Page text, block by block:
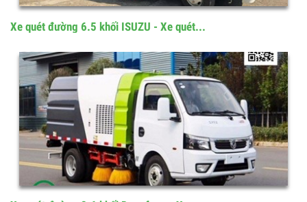
Xe quét đường 6.5 khối ISUZU - Xe quét...